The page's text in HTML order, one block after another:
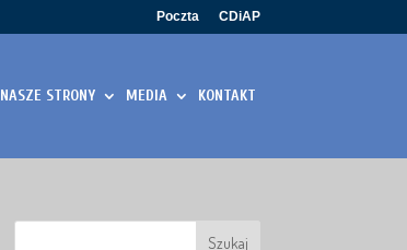
Poczta CDiAP
NASZE STRONY MEDIA KONTAKT